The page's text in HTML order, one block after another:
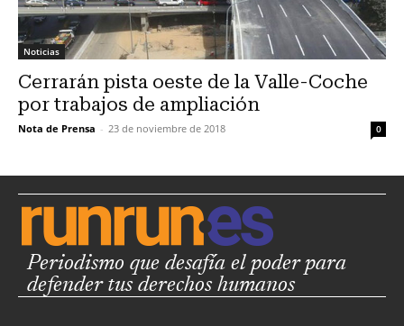
Noticias
Cerrarán pista oeste de la Valle-Coche
por trabajos de ampliación
Nota de Prensa - 23 de noviembre de 2018 0
Periodismo que desafía el poder para
defender tus derechos humanos